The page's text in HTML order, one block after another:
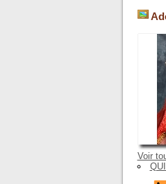
Voir